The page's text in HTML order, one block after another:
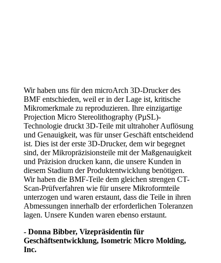
Wir haben uns für den microArch 3D-Drucker des
BMF entschieden, weil er in der Lage ist, kritische
Mikromerkmale zu reproduzieren. Ihre einzigartige
Projection Micro Stereolithography (PµSL)-
Technologie druckt 3D-Teile mit ultrahoher Auflösung
und Genauigkeit, was für unser Geschäft entscheidend
ist. Dies ist der erste 3D-Drucker, dem wir begegnet
sind, der Mikropräzisionsteile mit der Maßgenauigkeit
und Präzision drucken kann, die unsere Kunden in
diesem Stadium der Produktentwicklung benötigen.
Wir haben die BMF-Teile dem gleichen strengen CT-
Scan-Prüfverfahren wie für unsere Mikroformteile
unterzogen und waren erstaunt, dass die Teile in ihren
Abmessungen innerhalb der erforderlichen Toleranzen
lagen. Unsere Kunden waren ebenso erstaunt.
- Donna Bibber, Vizepräsidentin für
Geschäftsentwicklung, Isometric Micro Molding,
Inc.